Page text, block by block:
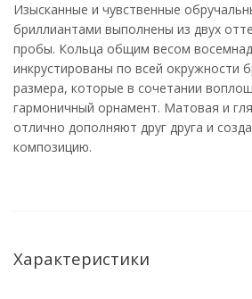
Изысканные и чувственные
бриллиантами выполнены из двух
пробы. Кольца общим весом
инкрустированы по всей окружности
размера, которые в сочетании
гармоничный орнамент. Матовая и
отлично дополняют друг друга и
композицию.
Характеристики